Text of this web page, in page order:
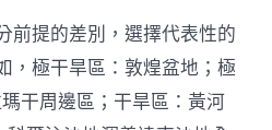
前提的差別，選擇代表性的
，極干旱區：敦煌盆地；極
干周邊區；干旱區：黃河